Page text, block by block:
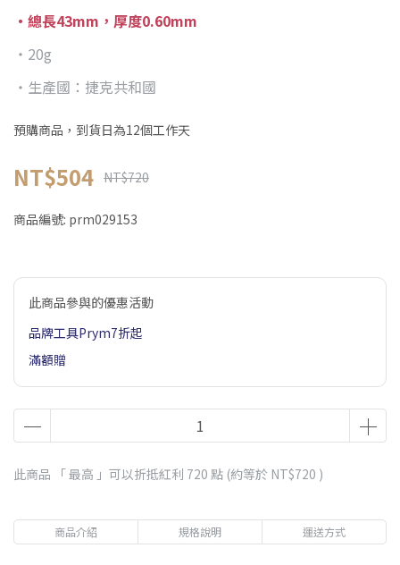
・總長43mm，厚度0.60mm
・20g
・生產國：捷克共和國
預購商品，到貨日為12個工作天
NT$504 NT$720
商品編號: prm029153
此商品參與的優惠活動
品牌工具Prym7折起
滿額贈
此商品 「 最高 」可以折抵紅利 720 點 (約等於 NT$720 )
商品介紹 規格說明 運送方式